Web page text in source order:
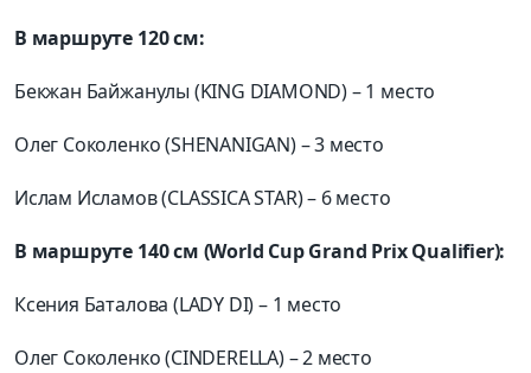
В маршруте 120 см:
Бекжан Байжанулы (KING DIAMOND) – 1 место
Олег Соколенко (SHENANIGAN) – 3 место
Ислам Исламов (CLASSICA STAR) – 6 место
В маршруте 140 см (World Cup Grand Prix Qualifier):
Ксения Баталова (LADY DI) – 1 место
Олег Соколенко (CINDERELLA) – 2 место